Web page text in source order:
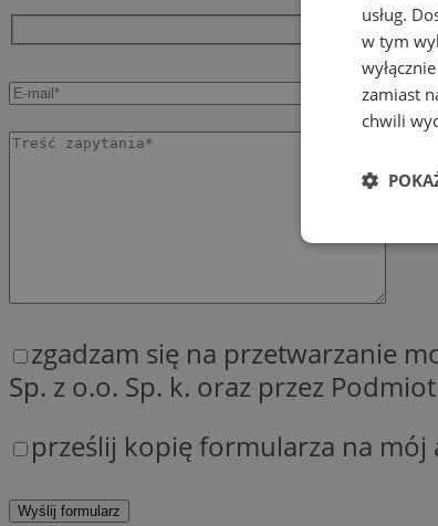
zgadzam się na przetwarzanie
Sp. z o.o. Sp. k. oraz przez
prześlij kopię formularza na mój
usług.
w tym
zamiast
chwili